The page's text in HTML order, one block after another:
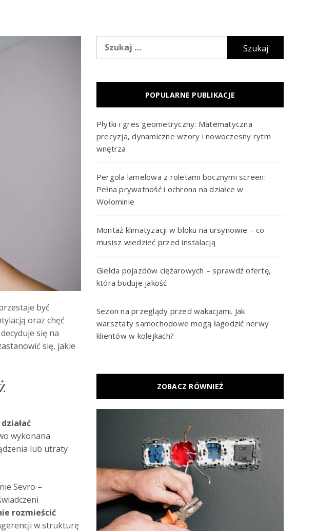
być
oraz chęć
się na
się, jakie
wykonana
lub utraty
Sevro –
rozmieścić
w strukturę
Szukaj:
POPULARNE PUBLIKACJE
Płytki i gres geometryczny: Matematyczna
precyzja, dynamiczne wzory i nowoczesny rytm
wnętrza
Pergola lamelowa z roletami bocznymi screen:
Pełna prywatność i ochrona na działce w
Wołominie
Montaż klimatyzacji w bloku na ursynowie – co
musisz wiedzieć przed instalacją
Giełda pojazdów ciężarowych – sprawdź ofertę,
która buduje jakość
Sezon na przeglądy przed wakacjami. Jak
warsztaty samochodowe mogą łagodzić nerwy
klientów w kolejkach?
ZOBACZ RÓWNIEŻ